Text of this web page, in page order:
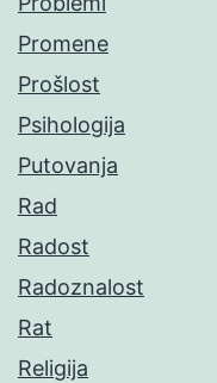
Promene
Prošlost
Psihologija
Putovanja
Rad
Radost
Radoznalost
Rat
Religija